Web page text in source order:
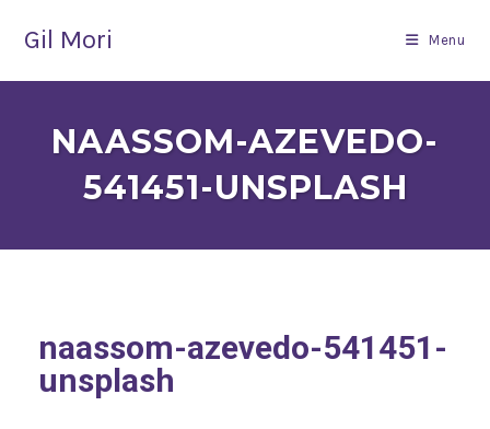
Gil Mori Menu
NAASSOM-AZEVEDO-
541451-UNSPLASH
naassom-azevedo-541451-
unsplash